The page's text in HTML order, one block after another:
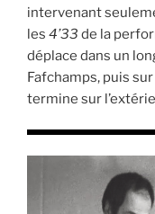
intervenant
les 4’33 de la
déplace dans un
Fafchamps, puis
termine sur